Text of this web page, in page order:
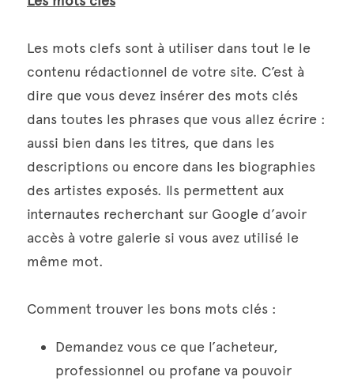
Les mots clefs sont à utiliser dans tout le le
contenu rédactionnel de votre site. C’est à
dire que vous devez insérer des mots clés
dans toutes les phrases que vous allez écrire :
aussi bien dans les titres, que dans les
descriptions ou encore dans les biographies
des artistes exposés. Ils permettent aux
internautes recherchant sur Google d’avoir
accès à votre galerie si vous avez utilisé le
même mot.
Comment trouver les bons mots clés :
Demandez vous ce que l’acheteur,
professionnel ou profane va pouvoir